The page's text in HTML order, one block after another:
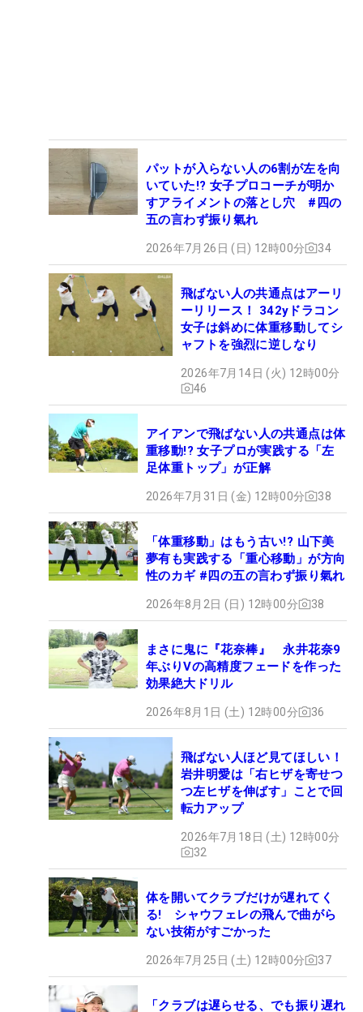
パットが入らない人の6割が左を向
いていた!? 女子プロコーチが明か
すアライメントの落とし穴 #四の
五の言わず振り氣れ
2026年7月26日 (日) 12時00分 34
飛ばない人の共通点はアーリ
ーリリース！ 342yドラコン
女子は斜めに体重移動してシ
ャフトを強烈に逆しなり
2026年7月14日 (火) 12時00分
46
アイアンで飛ばない人の共通点は体
重移動!? 女子プロが実践する「左
足体重トップ」が正解
2026年7月31日 (金) 12時00分 38
「体重移動」はもう古い!? 山下美
夢有も実践する「重心移動」が方向
性のカギ #四の五の言わず振り氣れ
2026年8月2日 (日) 12時00分 38
まさに鬼に『花奈棒』 永井花奈9
年ぶりVの高精度フェードを作った
効果絶大ドリル
2026年8月1日 (土) 12時00分 36
飛ばない人ほど見てほしい！
岩井明愛は「右ヒザを寄せつ
つ左ヒザを伸ばす」ことで回
転力アップ
2026年7月18日 (土) 12時00分
32
体を開いてクラブだけが遅れてく
る! シャウフェレの飛んで曲がら
ない技術がすごかった
2026年7月25日 (土) 12時00分 37
「クラブは遅らせる、でも振り遅れ